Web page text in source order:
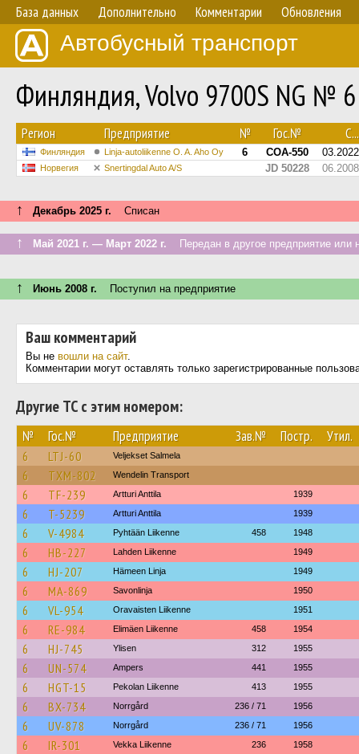
База данных Дополнительно Комментарии Обновления
Автобусный транспорт
Финляндия, Volvo 9700S NG № 6
Регион Предприятие № Гос.№ С...
Финляндия Linja-autoliikenne O. A. Aho Oy 6 COA-550 03.2022
Норвегия Snertingdal Auto A/S JD 50228 06.2008
↑ Декабрь 2025 г. Списан
↑ Май 2021 г. — Март 2022 г. Передан в другое предприятие или
↑ Июнь 2008 г. Поступил на предприятие
Ваш комментарий
Вы не вошли на сайт.
Комментарии могут оставлять только зарегистрированные
Другие ТС с этим номером:
№ Гос.№ Предприятие Зав.№ Постр. Утил.
6 LTJ-60 Veljekset Salmela
6 TXM-802 Wendelin Transport
6 TF-239 Artturi Anttila 1939
6 T-5239 Artturi Anttila 1939
6 V-4984 Pyhtään Liikenne 458 1948
6 HB-227 Lahden Liikenne 1949
6 HJ-207 Hämeen Linja 1949
6 MA-869 Savonlinja 1950
6 VL-954 Oravaisten Liikenne 1951
6 RE-984 Elimäen Liikenne 458 1954
6 HJ-745 Ylisen 312 1955
6 UN-574 Ampers 441 1955
6 HGT-15 Pekolan Liikenne 413 1955
6 BX-734 Norrgård 236 / 71 1956
6 UV-878 Norrgård 236 / 71 1956
6 IR-301 Vekka Liikenne 236 1958